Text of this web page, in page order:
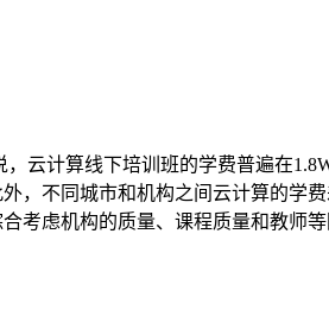
云计算线下培训班的学费普遍在
，不同城市和机构之间云计算的学
考虑机构的质量、课程质量和教师